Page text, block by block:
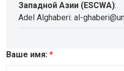
Западной Азии (ESCWA):
Adel Alghaberi: al-
Ваше имя: